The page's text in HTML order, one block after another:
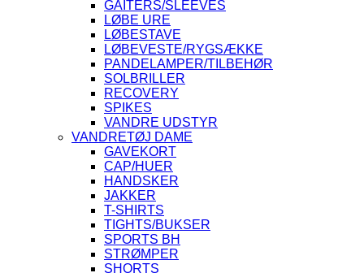
GAITERS/SLEEVES
LØBE URE
LØBESTAVE
LØBEVESTE/RYGSÆKKE
PANDELAMPER/TILBEHØR
SOLBRILLER
RECOVERY
SPIKES
VANDRE UDSTYR
VANDRETØJ DAME
GAVEKORT
CAP/HUER
HANDSKER
JAKKER
T-SHIRTS
TIGHTS/BUKSER
SPORTS BH
STRØMPER
SHORTS